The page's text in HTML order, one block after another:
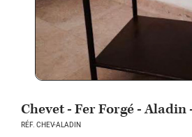
Chevet - Fer Forgé -
RÉF. CHEV-ALADIN